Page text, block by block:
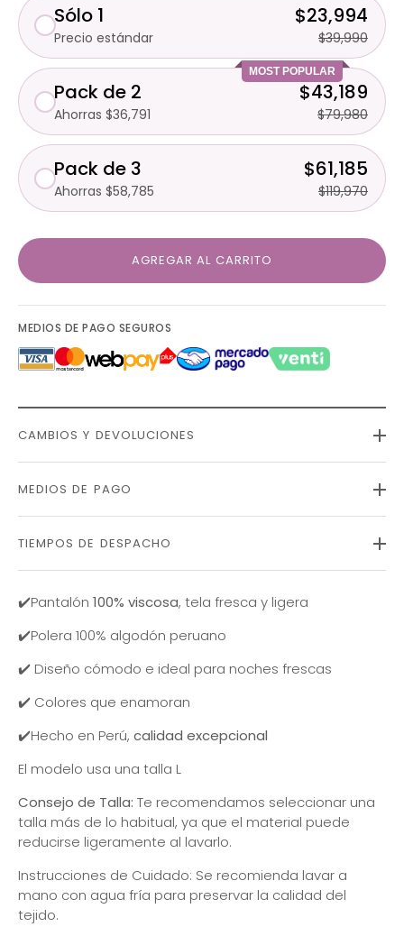
Sólo 1
Precio estándar
$23,994
$39,990
MOST POPULAR
Pack de 2
Ahorras $36,791
$43,189
$79,980
Pack de 3
Ahorras $58,785
$61,185
$119,970
AGREGAR AL CARRITO
MEDIOS DE PAGO SEGUROS
CAMBIOS Y DEVOLUCIONES
MEDIOS DE PAGO
TIEMPOS DE DESPACHO
✔️Pantalón 100% viscosa, tela fresca y ligera
✔️Polera 100% algodón peruano
✔️ Diseño cómodo e ideal para noches frescas
✔️ Colores que enamoran
✔️Hecho en Perú, calidad excepcional
El modelo usa una talla L
Consejo de Talla: Te recomendamos seleccionar una
talla más de lo habitual, ya que el material puede
reducirse ligeramente al lavarlo.
Instrucciones de Cuidado: Se recomienda lavar a
mano con agua fría para preservar la calidad del
tejido.